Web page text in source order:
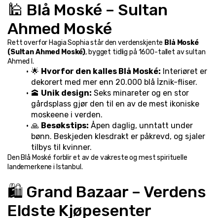
🕌 Blå Moské – Sultan
Ahmed Moské
Rett overfor Hagia Sophia står den verdenskjente Blå Moské
(Sultan Ahmed Moské), bygget tidlig på 1600-tallet av sultan
Ahmed I.
🌟 Hvorfor den kalles Blå Moské: Interiøret er
dekorert med mer enn 20.000 blå İznik-fliser.
🕋 Unik design: Seks minareter og en stor
gårdsplass gjør den til en av de mest ikoniske
moskeene i verden.
🙏 Besøkstips: Åpen daglig, unntatt under
bønn. Beskjeden klesdrakt er påkrevd, og sjaler
tilbys til kvinner.
Den Blå Moské forblir et av de vakreste og mest spirituelle
landemerkene i Istanbul.
🛍️ Grand Bazaar – Verdens
Eldste Kjøpesenter